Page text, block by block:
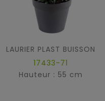
LAURIER PLAST BUISSON
17433-71
Hauteur : 55 cm